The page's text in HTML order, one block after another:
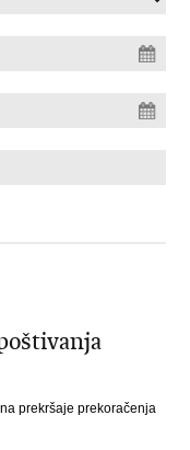
prekršaje prekoračenja